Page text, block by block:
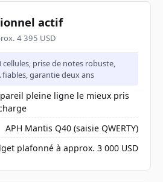
actif
4 395 USD
prise de notes robuste,
fiables, garantie deux ans
pleine ligne le mieux pris
APH Mantis Q40 (saisie QWERTY)
plafonné à approx. 3 000 USD